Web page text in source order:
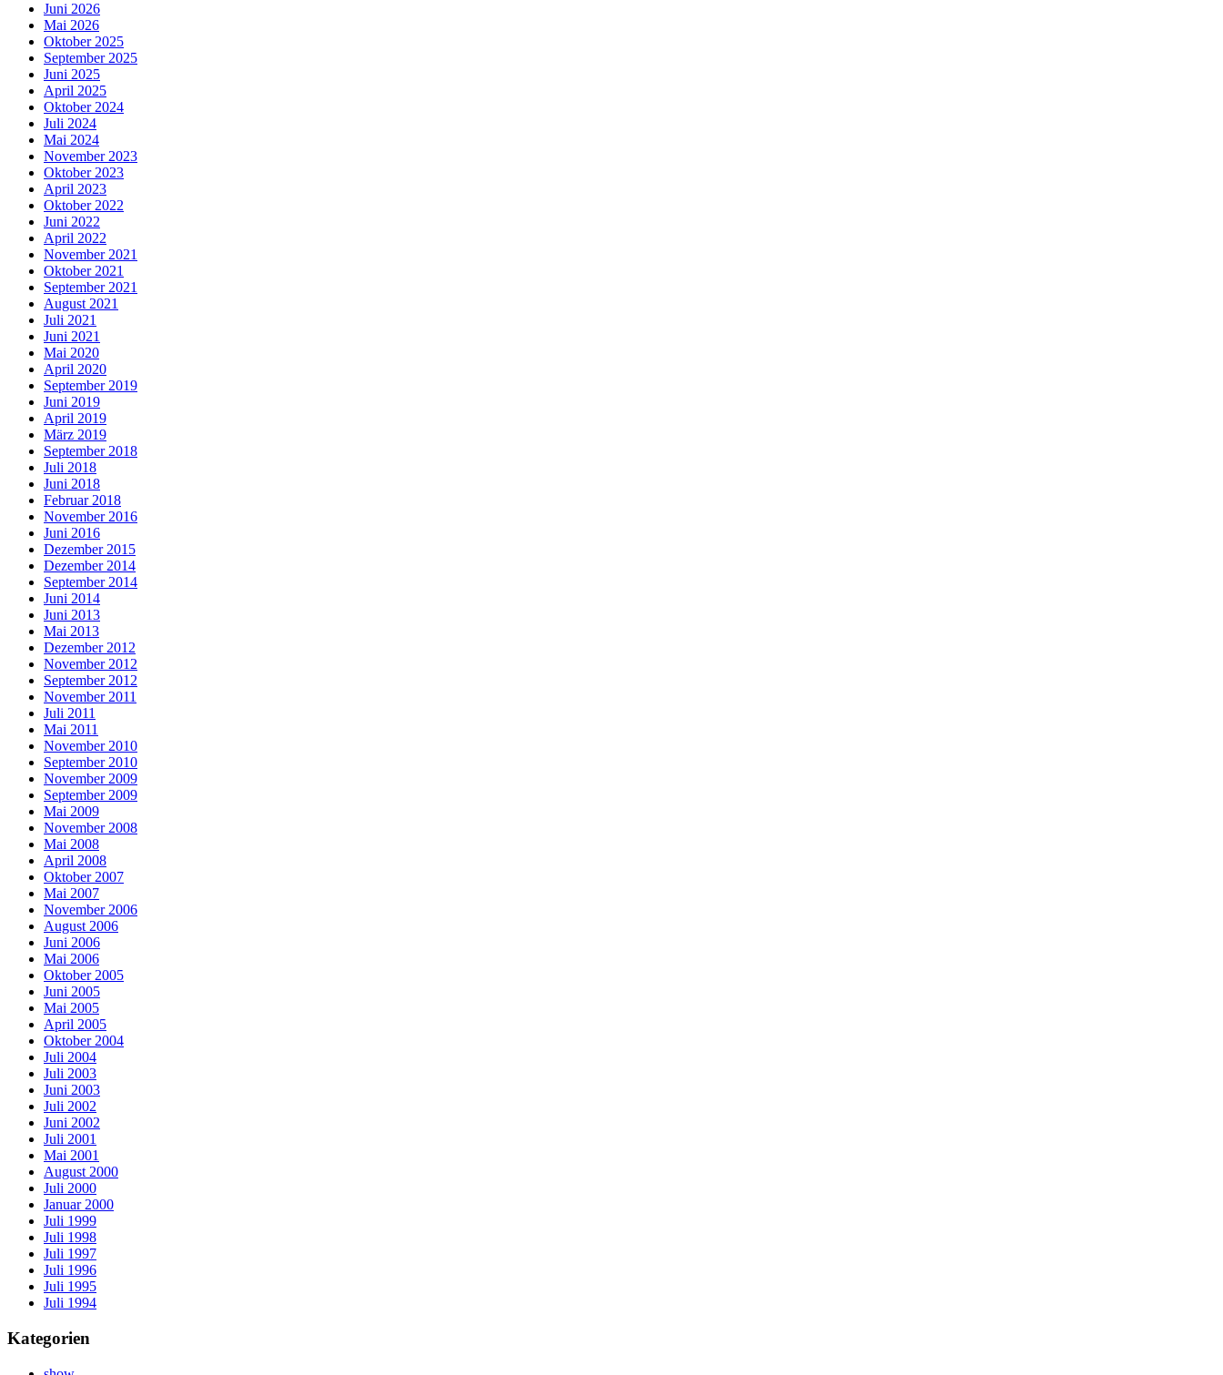
Juni 2026
Mai 2026
Oktober 2025
September 2025
Juni 2025
April 2025
Oktober 2024
Juli 2024
Mai 2024
November 2023
Oktober 2023
April 2023
Oktober 2022
Juni 2022
April 2022
November 2021
Oktober 2021
September 2021
August 2021
Juli 2021
Juni 2021
Mai 2020
April 2020
September 2019
Juni 2019
April 2019
März 2019
September 2018
Juli 2018
Juni 2018
Februar 2018
November 2016
Juni 2016
Dezember 2015
Dezember 2014
September 2014
Juni 2014
Juni 2013
Mai 2013
Dezember 2012
November 2012
September 2012
November 2011
Juli 2011
Mai 2011
November 2010
September 2010
November 2009
September 2009
Mai 2009
November 2008
Mai 2008
April 2008
Oktober 2007
Mai 2007
November 2006
August 2006
Juni 2006
Mai 2006
Oktober 2005
Juni 2005
Mai 2005
April 2005
Oktober 2004
Juli 2004
Juli 2003
Juni 2003
Juli 2002
Juni 2002
Juli 2001
Mai 2001
August 2000
Juli 2000
Januar 2000
Juli 1999
Juli 1998
Juli 1997
Juli 1996
Juli 1995
Juli 1994
Kategorien